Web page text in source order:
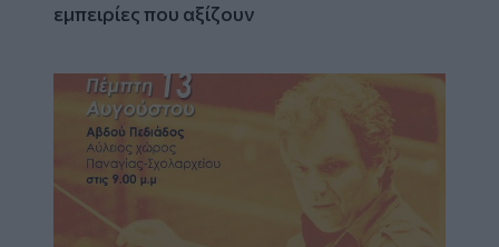
εμπειρίες που αξίζουν